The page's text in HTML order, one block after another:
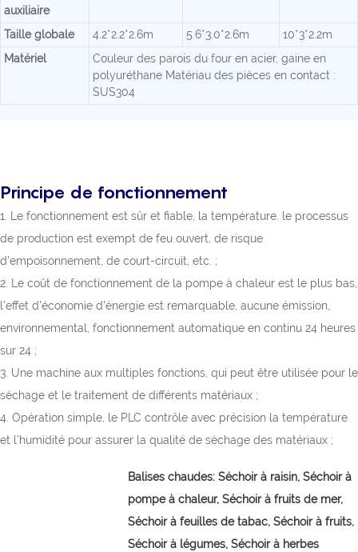
auxiliaire
Taille globale 4.2*2.2*2.6m 5.6*3.0*2.6m
10*3*2.2m
Matériel
Couleur des parois du four en acier, gaine en
polyuréthane Matériau des pièces en contact :
SUS304
Principe de fonctionnement
1. Le fonctionnement est sûr et fiable, la température. le processus
de production est exempt de feu ouvert, de risque
d'empoisonnement, de court-circuit, etc. ;
2. Le coût de fonctionnement de la pompe à chaleur est le plus bas,
l'effet d'économie d'énergie est remarquable, aucune émission,
environnemental, fonctionnement automatique en continu 24 heures
sur 24 ;
3. Une machine aux multiples fonctions, qui peut être utilisée pour le
séchage et le traitement de différents matériaux ;
4. Opération simple, le PLC contrôle avec précision la température
et l’humidité pour assurer la qualité de séchage des matériaux ;
Balises chaudes: Séchoir à raisin, Séchoir à
pompe à chaleur, Séchoir à fruits de mer,
Séchoir à feuilles de tabac, Séchoir à fruits,
Séchoir à légumes, Séchoir à herbes